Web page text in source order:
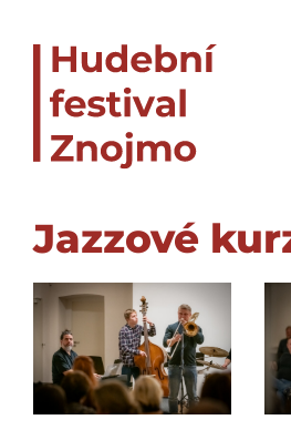
Jazzové